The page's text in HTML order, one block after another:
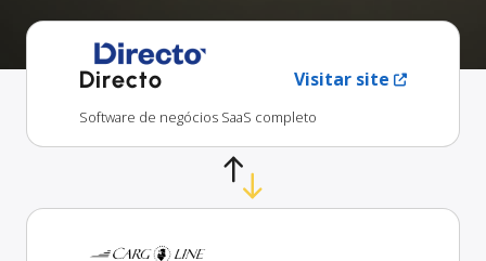
Directo Visitar site
Software de negócios SaaS completo